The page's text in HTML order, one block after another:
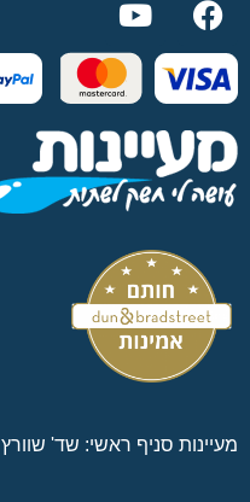
מעיינות סניף ראשי: שד' שוורץ 10, א.ת צפוני, לוד טל' :